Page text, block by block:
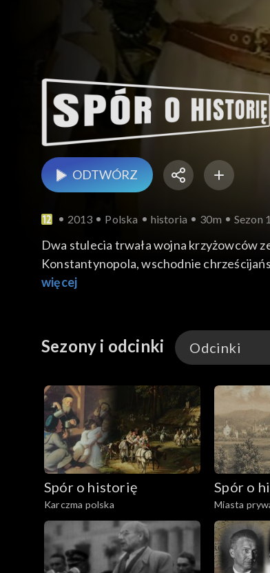
ODTWÓRZ
2013 Polska historia 30m Sezon
Dwa stulecia trwała wojna krzyżowców
Konstantynopola, wschodnie
kilometrów i oddać życie w obronie miejsc
więcej
Sezony i odcinki Odcinki
Odcinki
Spór o historię
Karczma polska
Spór o
Miasta